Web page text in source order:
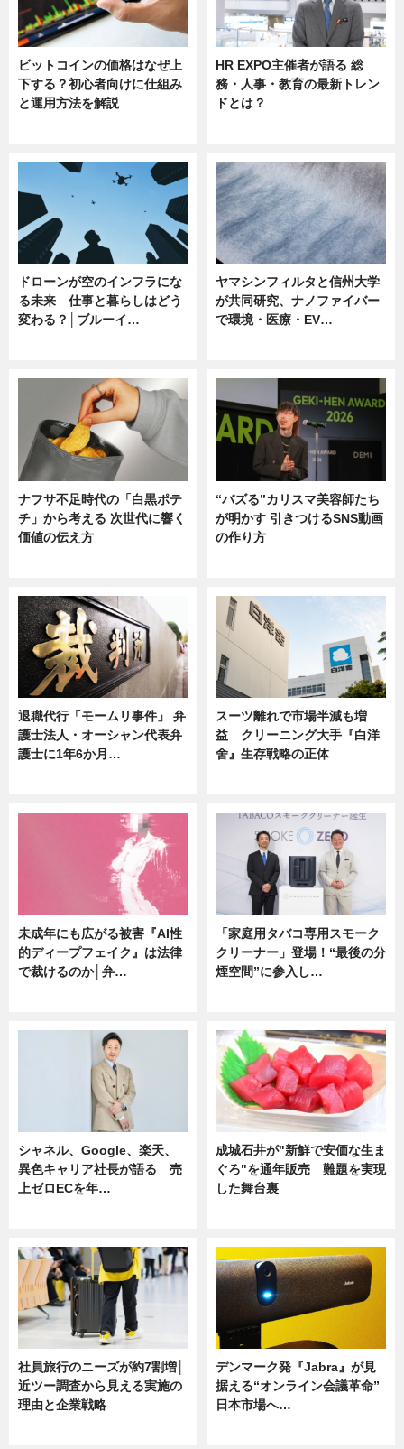
ビットコインの価格はなぜ上
下する？初心者向けに仕組み
と運用方法を解説
HR EXPO主催者が語る 総
務・人事・教育の最新トレン
ドとは？
ドローンが空のインフラにな
る未来 仕事と暮らしはどう
変わる？│ブルーイ…
ヤマシンフィルタと信州大学
が共同研究、ナノファイバー
で環境・医療・EV…
ナフサ不足時代の「白黒ポテ
チ」から考える 次世代に響く
価値の伝え方
“バズる”カリスマ美容師たち
が明かす 引きつけるSNS動画
の作り方
退職代行「モームリ事件」 弁
護士法人・オーシャン代表弁
護士に1年6か月…
スーツ離れで市場半減も増
益 クリーニング大手『白洋
舍』生存戦略の正体
未成年にも広がる被害『AI性
的ディープフェイク』は法律
で裁けるのか│弁…
「家庭用タバコ専用スモーク
クリーナー」登場！“最後の分
煙空間”に参入し…
シャネル、Google、楽天、
異色キャリア社長が語る 売
上ゼロECを年…
成城石井が"新鮮で安価な生ま
ぐろ"を通年販売 難題を実現
した舞台裏
社員旅行のニーズが約7割増│
近ツー調査から見える実施の
理由と企業戦略
デンマーク発『Jabra』が見
据える“オンライン会議革命”
日本市場へ…